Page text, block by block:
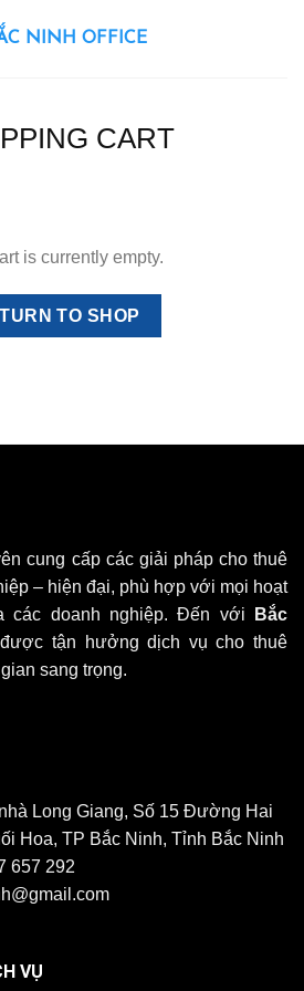
CART
is currently empty.
TO SHOP
cung cấp các giải pháp cho thuê
– hiện đại, phù hợp với mọi hoạt
các doanh nghiệp. Đến với
Bắc
tận hưởng dịch vụ cho thuê
sang trọng.
Long Giang, Số 15 Đường Hai
Hoa, TP Bắc Ninh, Tỉnh Bắc Ninh
657 292
VỤ